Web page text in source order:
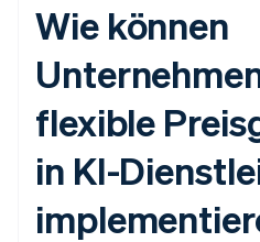
Wie können
flexible
in KI-